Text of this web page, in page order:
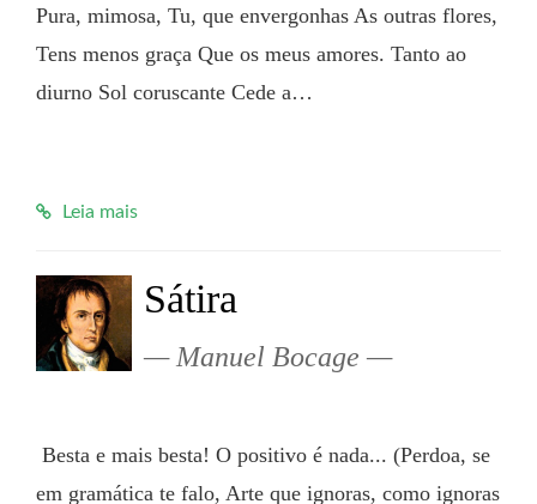
Pura, mimosa, Tu, que envergonhas As outras flores,
Tens menos graça Que os meus amores. Tanto ao
diurno Sol coruscante Cede a…
Leia mais
Sátira
Manuel Bocage
em gramática te falo, Arte que ignoras, como ignoras